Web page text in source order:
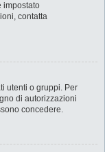
impostato
contatta
utenti o gruppi. Per
di autorizzazioni
concedere.